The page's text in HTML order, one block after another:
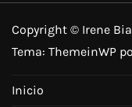
Copyright © Irene
Tema: ThemeinWP
Inicio